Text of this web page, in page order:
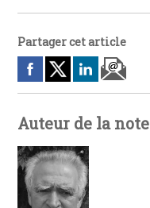
Partager cet article
Auteur de la note